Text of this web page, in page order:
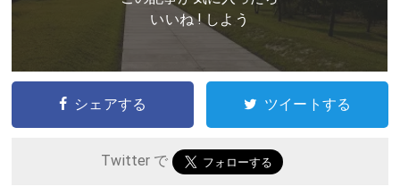
いいね ! しよう
シェアする ツイートする
Twitter で